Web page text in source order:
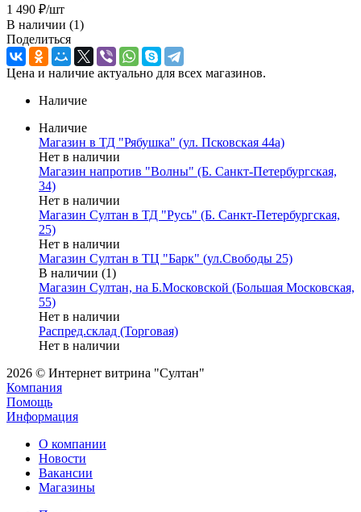
1 490 ₽/шт
В наличии (1)
Поделиться
Цена и наличие актуально для всех магазинов.
Наличие
Наличие
Магазин в ТД "Рябушка" (ул. Псковская 44а)
Нет в наличии
Магазин напротив "Волны" (Б. Санкт-Петербургская,
34)
Нет в наличии
Магазин Султан в ТД "Русь" (Б. Санкт-Петербургская,
25)
Нет в наличии
Магазин Султан в ТЦ "Барк" (ул.Свободы 25)
В наличии (1)
Магазин Султан, на Б.Московской (Большая Московская,
55)
Нет в наличии
Распред.склад (Торговая)
Нет в наличии
2026 © Интернет витрина "Султан"
Компания
Помощь
Информация
О компании
Новости
Вакансии
Магазины